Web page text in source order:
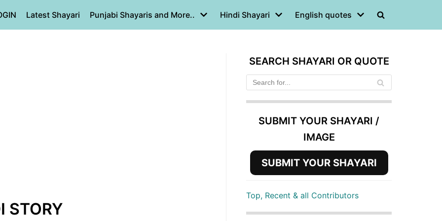
Latest Shayari Punjabi Shayaris and More.. Hindi Shayari English quotes
STORY
SEARCH SHAYARI OR QUOTE
SUBMIT YOUR SHAYARI /
IMAGE
SUBMIT YOUR SHAYARI
Top, Recent & all Contributors